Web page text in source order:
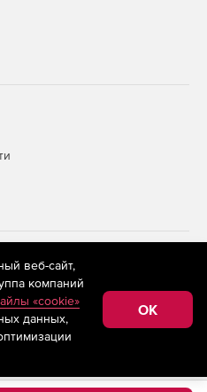
применяются
(информационные технологии
основе сбора,
относящихся к
сети «Интернет»,
Федерации)
веб-сайт,
компаний
«cookie»
данных,
OK